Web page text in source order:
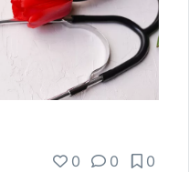
0 0 0